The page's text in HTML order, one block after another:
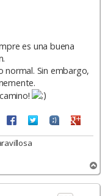
es una buena
normal. Sin embargo,
r
r